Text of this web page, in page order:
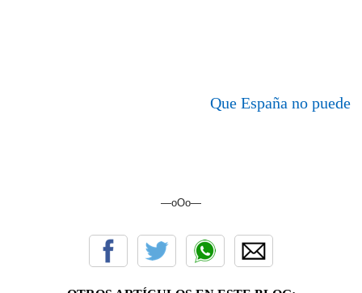
Que España no puede
—oOo—